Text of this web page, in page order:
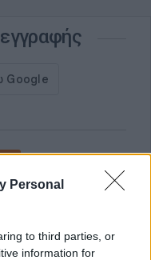
Personal
to third parties, or
information for
όρων.